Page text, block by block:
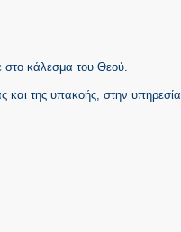
στο κάλεσμα του Θεού.
και της υπακοής, στην υπηρεσία